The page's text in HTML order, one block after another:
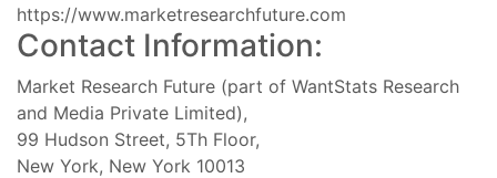
https://www.marketresearchfuture.com
Contact Information:
Market Research Future (part of WantStats Research
and Media Private Limited),
99 Hudson Street, 5Th Floor,
New York, New York 10013